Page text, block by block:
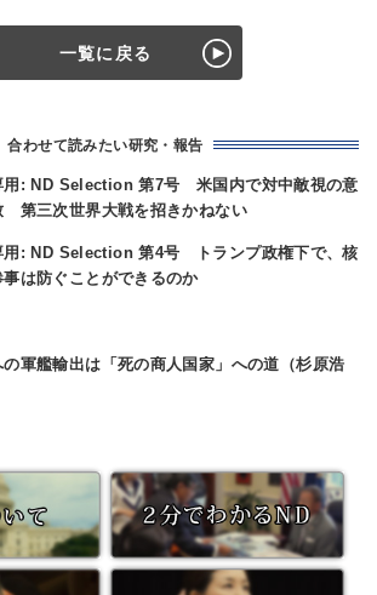
一覧に戻る
合わせて読みたい研究・報告
用: ND Selection 第7号 米国内で対中敵視の意
第三次世界大戦を招きかねない
用: ND Selection 第4号 トランプ政権下で、核
事は防ぐことができるのか
の軍艦輸出は「死の商人国家」への道（杉原浩